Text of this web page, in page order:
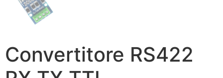
Convertitore RS422